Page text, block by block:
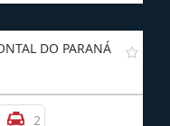
DO PARANÁ